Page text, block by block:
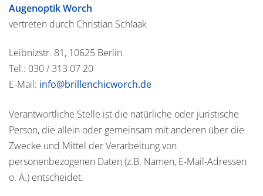
Augenoptik Worch
vertreten durch Christian Schlaak
Leibnizstr. 81, 10625 Berlin
Tel.: 030 / 313 07 20
E-Mail: info@brillenchicworch.de
Verantwortliche Stelle ist die natürliche oder juristische
Person, die allein oder gemeinsam mit anderen über die
Zwecke und Mittel der Verarbeitung von
personenbezogenen Daten (z.B. Namen, E-Mail-Adressen
o. Ä.) entscheidet.